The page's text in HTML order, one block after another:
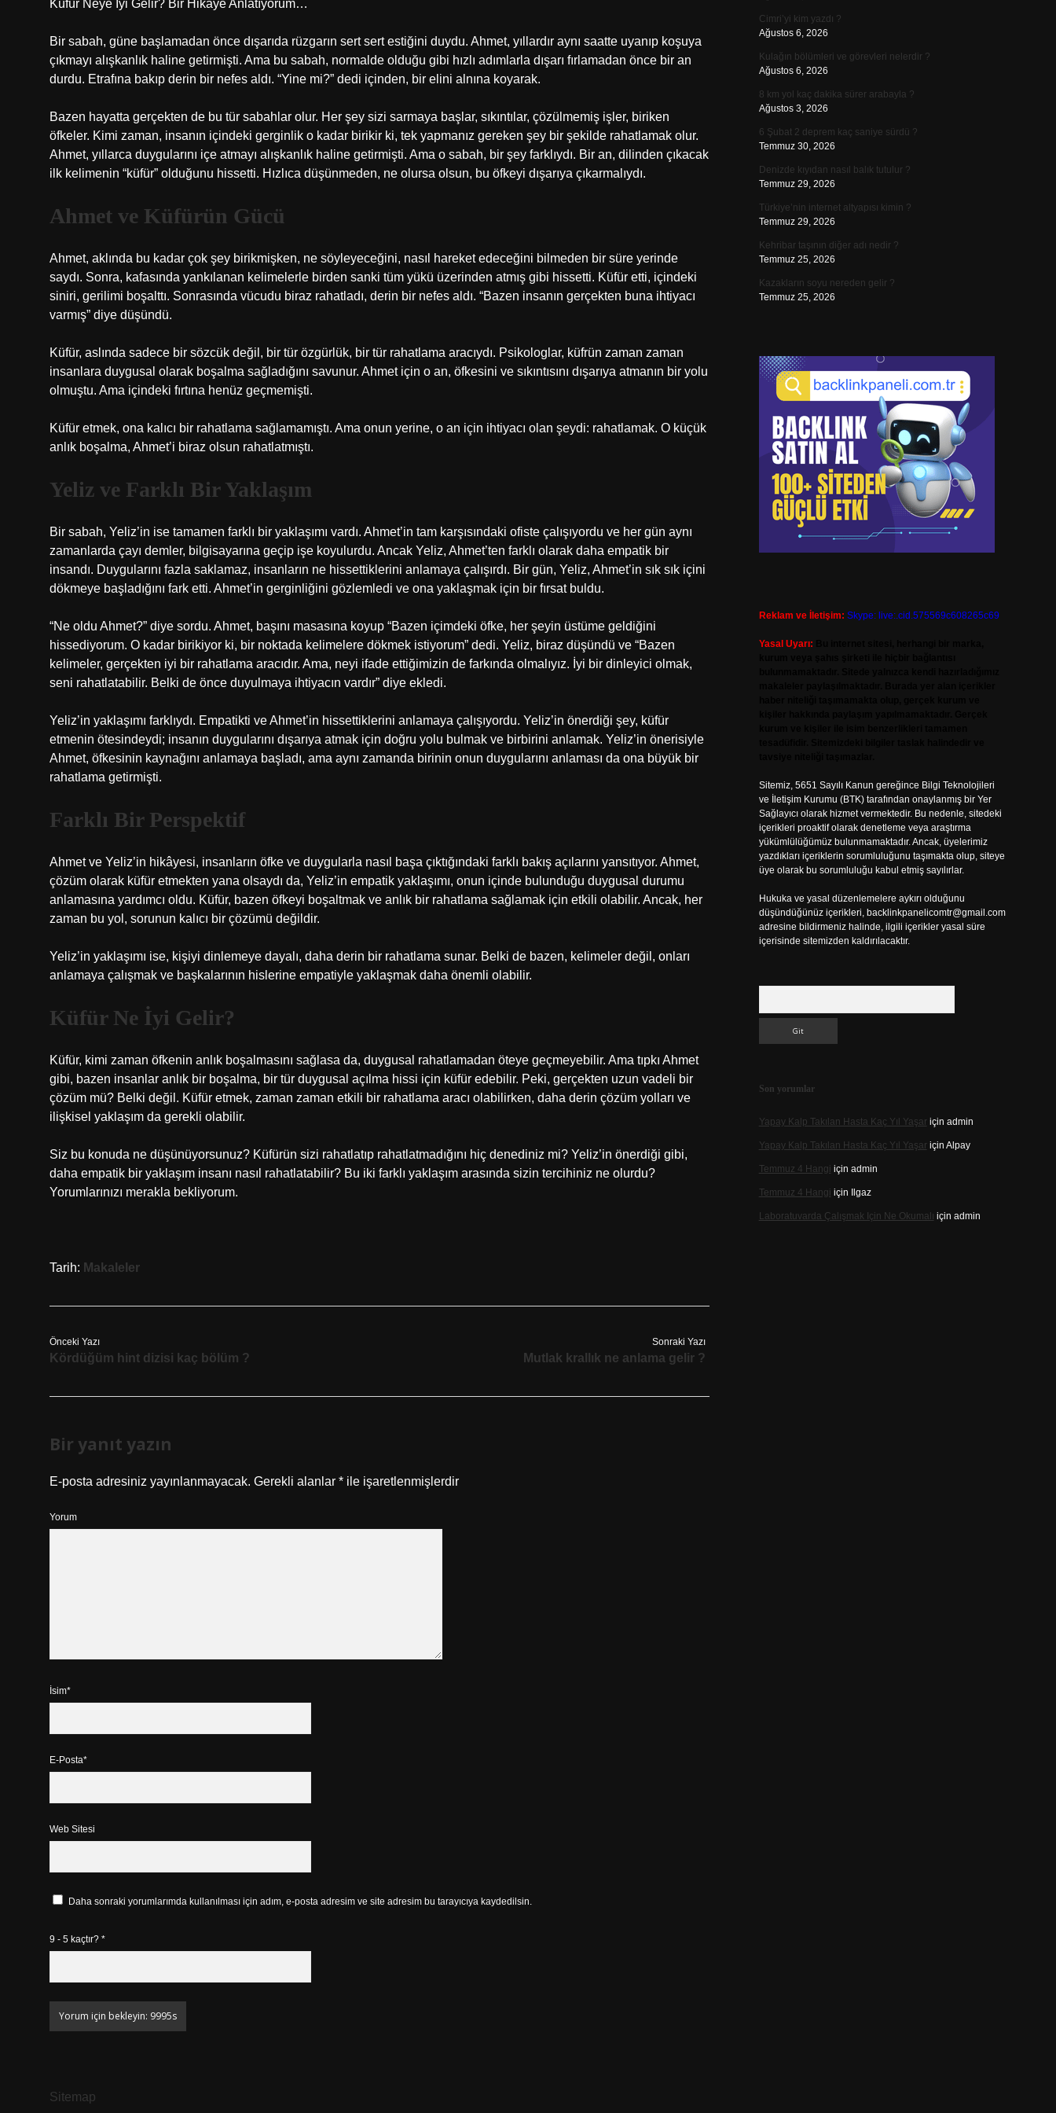
Küfür Neye İyi Gelir? Bir Hikâye Anlatıyorum…
Bir sabah, güne başlamadan önce dışarıda rüzgarın sert sert estiğini duydu. Ahmet, yıllardır aynı saatte uyanıp koşuya
çıkmayı alışkanlık haline getirmişti. Ama bu sabah, normalde olduğu gibi hızlı adımlarla dışarı fırlamadan önce bir an
durdu. Etrafına bakıp derin bir nefes aldı. “Yine mi?” dedi içinden, bir elini alnına koyarak.
Bazen hayatta gerçekten de bu tür sabahlar olur. Her şey sizi sarmaya başlar, sıkıntılar, çözülmemiş işler, biriken
öfkeler. Kimi zaman, insanın içindeki gerginlik o kadar birikir ki, tek yapmanız gereken şey bir şekilde rahatlamak olur.
Ahmet, yıllarca duygularını içe atmayı alışkanlık haline getirmişti. Ama o sabah, bir şey farklıydı. Bir an, dilinden çıkacak
ilk kelimenin “küfür” olduğunu hissetti. Hızlıca düşünmeden, ne olursa olsun, bu öfkeyi dışarıya çıkarmalıydı.
Ahmet ve Küfürün Gücü
Ahmet, aklında bu kadar çok şey birikmişken, ne söyleyeceğini, nasıl hareket edeceğini bilmeden bir süre yerinde
saydı. Sonra, kafasında yankılanan kelimelerle birden sanki tüm yükü üzerinden atmış gibi hissetti. Küfür etti, içindeki
siniri, gerilimi boşalttı. Sonrasında vücudu biraz rahatladı, derin bir nefes aldı. “Bazen insanın gerçekten buna ihtiyacı
varmış” diye düşündü.
Küfür, aslında sadece bir sözcük değil, bir tür özgürlük, bir tür rahatlama aracıydı. Psikologlar, küfrün zaman zaman
insanlara duygusal olarak boşalma sağladığını savunur. Ahmet için o an, öfkesini ve sıkıntısını dışarıya atmanın bir yolu
olmuştu. Ama içindeki fırtına henüz geçmemişti.
Küfür etmek, ona kalıcı bir rahatlama sağlamamıştı. Ama onun yerine, o an için ihtiyacı olan şeydi: rahatlamak. O küçük
anlık boşalma, Ahmet’i biraz olsun rahatlatmıştı.
Yeliz ve Farklı Bir Yaklaşım
Bir sabah, Yeliz’in ise tamamen farklı bir yaklaşımı vardı. Ahmet’in tam karşısındaki ofiste çalışıyordu ve her gün aynı
zamanlarda çayı demler, bilgisayarına geçip işe koyulurdu. Ancak Yeliz, Ahmet’ten farklı olarak daha empatik bir
insandı. Duygularını fazla saklamaz, insanların ne hissettiklerini anlamaya çalışırdı. Bir gün, Yeliz, Ahmet’in sık sık içini
dökmeye başladığını fark etti. Ahmet’in gerginliğini gözlemledi ve ona yaklaşmak için bir fırsat buldu.
“Ne oldu Ahmet?” diye sordu. Ahmet, başını masasına koyup “Bazen içimdeki öfke, her şeyin üstüme geldiğini
hissediyorum. O kadar birikiyor ki, bir noktada kelimelere dökmek istiyorum” dedi. Yeliz, biraz düşündü ve “Bazen
kelimeler, gerçekten iyi bir rahatlama aracıdır. Ama, neyi ifade ettiğimizin de farkında olmalıyız. İyi bir dinleyici olmak,
seni rahatlatabilir. Belki de önce duyulmaya ihtiyacın vardır” diye ekledi.
Yeliz’in yaklaşımı farklıydı. Empatikti ve Ahmet’in hissettiklerini anlamaya çalışıyordu. Yeliz’in önerdiği şey, küfür
etmenin ötesindeydi; insanın duygularını dışarıya atmak için doğru yolu bulmak ve birbirini anlamak. Yeliz’in önerisiyle
Ahmet, öfkesinin kaynağını anlamaya başladı, ama aynı zamanda birinin onun duygularını anlaması da ona büyük bir
rahatlama getirmişti.
Farklı Bir Perspektif
Ahmet ve Yeliz’in hikâyesi, insanların öfke ve duygularla nasıl başa çıktığındaki farklı bakış açılarını yansıtıyor. Ahmet,
çözüm olarak küfür etmekten yana olsaydı da, Yeliz’in empatik yaklaşımı, onun içinde bulunduğu duygusal durumu
anlamasına yardımcı oldu. Küfür, bazen öfkeyi boşaltmak ve anlık bir rahatlama sağlamak için etkili olabilir. Ancak, her
zaman bu yol, sorunun kalıcı bir çözümü değildir.
Yeliz’in yaklaşımı ise, kişiyi dinlemeye dayalı, daha derin bir rahatlama sunar. Belki de bazen, kelimeler değil, onları
anlamaya çalışmak ve başkalarının hislerine empatiyle yaklaşmak daha önemli olabilir.
Küfür Ne İyi Gelir?
Küfür, kimi zaman öfkenin anlık boşalmasını sağlasa da, duygusal rahatlamadan öteye geçmeyebilir. Ama tıpkı Ahmet
gibi, bazen insanlar anlık bir boşalma, bir tür duygusal açılma hissi için küfür edebilir. Peki, gerçekten uzun vadeli bir
çözüm mü? Belki değil. Küfür etmek, zaman zaman etkili bir rahatlama aracı olabilirken, daha derin çözüm yolları ve
ilişkisel yaklaşım da gerekli olabilir.
Siz bu konuda ne düşünüyorsunuz? Küfürün sizi rahatlatıp rahatlatmadığını hiç denediniz mi? Yeliz’in önerdiği gibi,
daha empatik bir yaklaşım insanı nasıl rahatlatabilir? Bu iki farklı yaklaşım arasında sizin tercihiniz ne olurdu?
Yorumlarınızı merakla bekliyorum.
Tarih: Makaleler
Önceki Yazı
Kördüğüm hint dizisi kaç bölüm ?
Sonraki Yazı
Mutlak krallık ne anlama gelir ?
Bir yanıt yazın
E-posta adresiniz yayınlanmayacak. Gerekli alanlar * ile işaretlenmişlerdir
Yorum
İsim*
E-Posta*
Web Sitesi
Daha sonraki yorumlarımda kullanılması için adım, e-posta adresim ve site adresim bu tarayıcıya kaydedilsin.
9 - 5 kaçtır? *
Sitemap
Cimri’yi kim yazdı ?
Ağustos 6, 2026
Kulağın bölümleri ve görevleri nelerdir ?
Ağustos 6, 2026
8 km yol kaç dakika sürer arabayla ?
Ağustos 3, 2026
6 Şubat 2 deprem kaç saniye sürdü ?
Temmuz 30, 2026
Denizde kıyıdan nasıl balık tutulur ?
Temmuz 29, 2026
Türkiye’nin internet altyapısı kimin ?
Temmuz 29, 2026
Kehribar taşının diğer adı nedir ?
Temmuz 25, 2026
Kazakların soyu nereden gelir ?
Temmuz 25, 2026
Reklam ve İletişim: Skype: live:.cid.575569c608265c69
Yasal Uyarı:
Sitemiz, 5651 Sayılı Kanun gereğince Bilgi Teknolojileri
ve İletişim Kurumu (BTK) tarafından onaylanmış bir Yer
Sağlayıcı olarak hizmet vermektedir. Bu nedenle, sitedeki
içerikleri proaktif olarak denetleme veya araştırma
yükümlülüğümüz bulunmamaktadır. Ancak, üyelerimiz
yazdıkları içeriklerin sorumluluğunu taşımakta olup, siteye
üye olarak bu sorumluluğu kabul etmiş sayılırlar.
Hukuka ve yasal düzenlemelere aykırı olduğunu
düşündüğünüz içerikleri, backlinkpanelicomtr@gmail.com
adresine bildirmeniz halinde, ilgili içerikler yasal süre
içerisinde sitemizden kaldırılacaktır.
Son yorumlar
Yapay Kalp Takılan Hasta Kaç Yıl Yaşariçin admin
Yapay Kalp Takılan Hasta Kaç Yıl Yaşariçin Alpay
Temmuz 4 Hangi için admin
Temmuz 4 Hangi için Ilgaz
Laboratuvarda Çalışmak Için Ne Okumalı için admin